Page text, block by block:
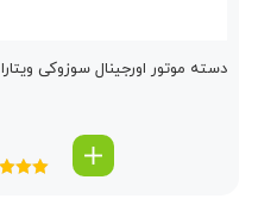
دسته موتور اورجینال سوزوکی ویتارا 2400